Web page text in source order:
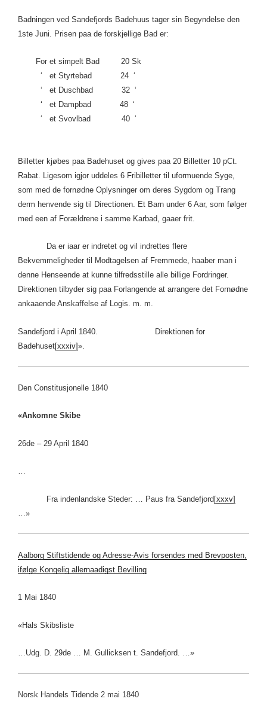
Badningen ved Sandefjords Badehuus tager sin Begyndelse den
1ste Juni. Prisen paa de forskjellige Bad er:
For et simpelt Bad 20 Sk
‘ et Styrtebad 24 ‘
‘ et Duschbad 32 ‘
‘ et Dampbad 48 ‘
‘ et Svovlbad 40 ‘
Billetter kjøbes paa Badehuset og gives paa 20 Billetter 10 pCt.
Rabat. Ligesom igjor uddeles 6 Fribilletter til uformuende Syge,
som med de fornødne Oplysninger om deres Sygdom og Trang
derm henvende sig til Directionen. Et Barn under 6 Aar, som følger
med een af Forældrene i samme Karbad, gaaer frit.
Da er iaar er indretet og vil indrettes flere
Bekvemmeligheder til Modtagelsen af Fremmede, haaber man i
denne Henseende at kunne tilfredsstille alle billige Fordringer.
Direktionen tilbyder sig paa Forlangende at arrangere det Fornødne
ankaaende Anskaffelse af Logis. m. m.
Sandefjord i April 1840. Direktionen for
Badehuset[xxxiv]».
Den Constitusjonelle 1840
«Ankomne Skibe
26de – 29 April 1840
…
Fra indenlandske Steder: … Paus fra Sandefjord[xxxv]
…»
Aalborg Stiftstidende og Adresse-Avis forsendes med Brevposten,
ifølge Kongelig allernaadigst Bevilling
1 Mai 1840
«Hals Skibsliste
…Udg. D. 29de … M. Gullicksen t. Sandefjord. …»
Norsk Handels Tidende 2 mai 1840